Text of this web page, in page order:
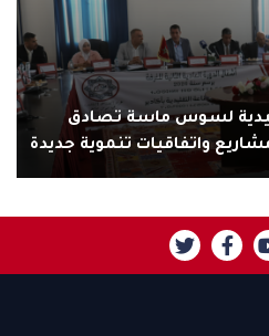
لسوس ماسة تصادق
واتفاقيات تنموية جديدة